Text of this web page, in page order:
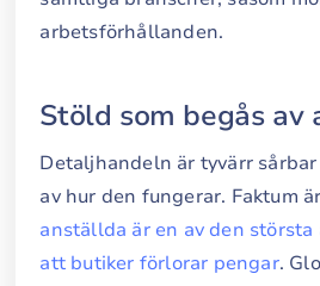
arbetsförhållanden.
Stöld som begås av
Detaljhandeln är tyvärr
av hur den fungerar. Faktum
anställda är en av den
att butiker förlorar pengar.